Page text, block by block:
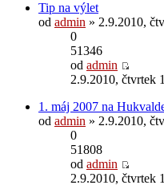
Tip na výlet
od admin » 2.9.2010,
0
51346
od admin
2.9.2010, čtvrtek
1. máj 2007 na
od admin » 2.9.2010,
0
51808
od admin
2.9.2010, čtvrtek